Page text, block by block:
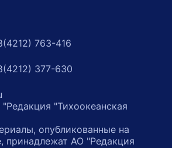
763-416
377-630
"Тихоокеанская
опубликованные на
принадлежат АО "Редакция